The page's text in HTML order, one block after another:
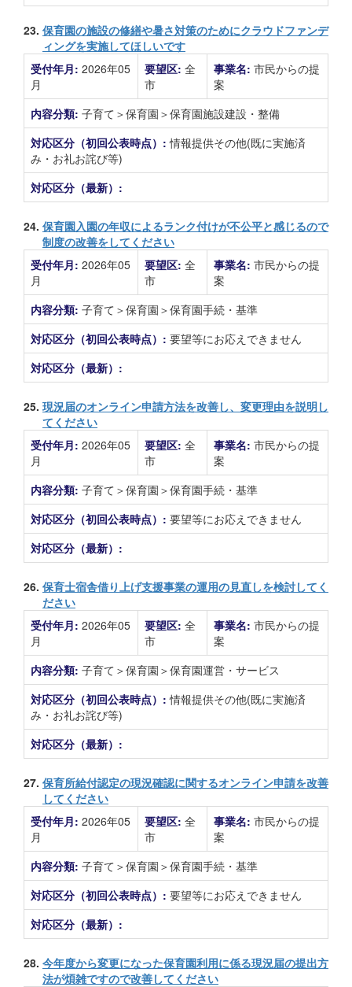
23. 保育園の施設の修繕や暑さ対策のためにクラウドファンデ
ィングを実施してほしいです
受付年月: 2026年05
月
要望区: 全
市
事業名: 市民からの提
案
内容分類: 子育て＞保育園＞保育園施設建設・整備
対応区分（初回公表時点）:情報提供その他(既に実施済
み・お礼お詫び等)
対応区分（最新）:
24. 保育園入園の年収によるランク付けが不公平と感じるので
制度の改善をしてください
受付年月: 2026年05
月
要望区: 全
市
事業名: 市民からの提
案
内容分類: 子育て＞保育園＞保育園手続・基準
対応区分（初回公表時点）: 要望等にお応えできません
対応区分（最新）:
25. 現況届のオンライン申請方法を改善し、変更理由を説明し
てください
受付年月: 2026年05
月
要望区: 全
市
事業名: 市民からの提
案
内容分類: 子育て＞保育園＞保育園手続・基準
対応区分（初回公表時点）: 要望等にお応えできません
対応区分（最新）:
26. 保育士宿舎借り上げ支援事業の運用の見直しを検討してく
ださい
受付年月: 2026年05
月
要望区: 全
市
事業名: 市民からの提
案
内容分類: 子育て＞保育園＞保育園運営・サービス
対応区分（初回公表時点）:情報提供その他(既に実施済
み・お礼お詫び等)
対応区分（最新）:
27. 保育所給付認定の現況確認に関するオンライン申請を改善
してください
受付年月: 2026年05
月
要望区: 全
市
事業名: 市民からの提
案
内容分類: 子育て＞保育園＞保育園手続・基準
対応区分（初回公表時点）: 要望等にお応えできません
対応区分（最新）:
28. 今年度から変更になった保育園利用に係る現況届の提出方
法が煩雑ですので改善してください